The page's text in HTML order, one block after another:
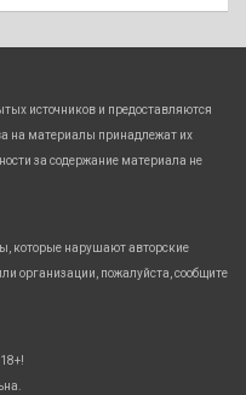
источников и предоставляются
на материалы принадлежат их
за содержание материала не
которые нарушают авторские
организации, пожалуйста, сообщите